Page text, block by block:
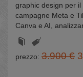
graphic design per
campagne Meta e
Canva e AI,
prezzo: 3.900 €